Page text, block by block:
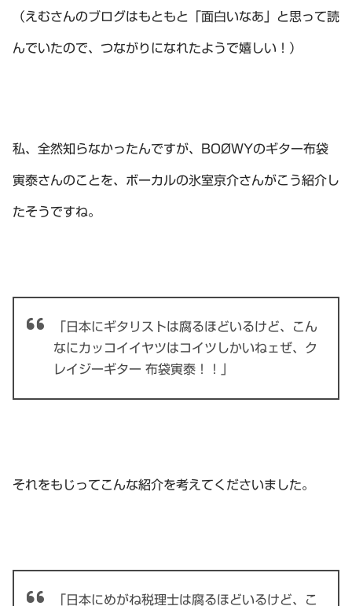
（えむさんのブログはもともと「面白いなあ」と思って読
んでいたので、つながりになれたようで嬉しい！）
私、全然知らなかったんですが、BOØWYのギター布袋
寅泰さんのことを、ボーカルの氷室京介さんがこう紹介し
たそうですね。
「日本にギタリストは腐るほどいるけど、こん
なにカッコイイヤツはコイツしかいねェぜ、ク
レイジーギター 布袋寅泰！！」
それをもじってこんな紹介を考えてくださいました。
「日本にめがね税理士は腐るほどいるけど、こ